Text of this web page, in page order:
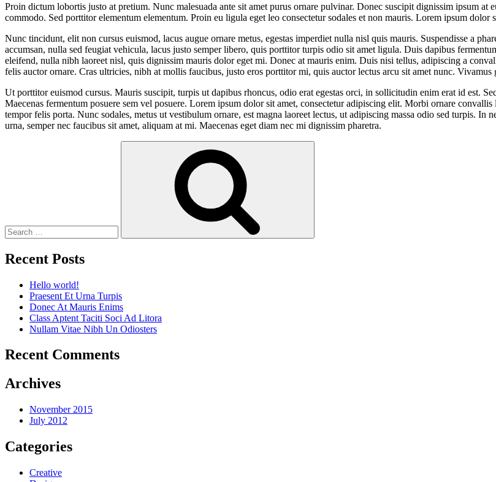
Proin dictum lobortis justo at pretium. Nunc malesuada ante sit amet purus ornare pulvinar. Donec suscipit dignissim ipsum at
commodo. Sed porttitor elementum elementum. Proin eu ligula eget leo consectetur sodales et non mauris. Lorem ipsum dolor
Nunc tincidunt, elit non cursus euismod, lacus augue ornare metus, egestas imperdiet nulla nisl quis mauris. Suspendisse a
accumsan, nulla sed feugiat vehicula, lacus justo semper libero, quis porttitor turpis odio sit amet ligula. Duis dapibus
eleifend, nulla nibh laoreet nisl, quis dignissim mauris dolor eget mi. Donec at mauris enim. Duis nisi tellus, adipiscing a
felis auctor ornare. Cras ultricies, nibh at mollis faucibus, justo eros porttitor mi, quis auctor lectus arcu sit amet nunc.
Ut porttitor euismod cursus. Mauris suscipit, turpis ut dapibus rhoncus, odio erat egestas orci, in sollicitudin enim erat id est.
Maecenas fermentum posuere sem vel posuere. Lorem ipsum dolor sit amet, consectetur adipiscing elit. Morbi ornare
tempor felis porta. Nunc sodales, metus ut vestibulum ornare, est magna laoreet lectus, ut adipiscing massa odio sed turpis.
urna, semper nec faucibus sit amet, aliquam at mi. Maecenas eget diam nec mi dignissim pharetra.
Recent Posts
Hello world!
Praesent Et Urna Turpis
Donec At Mauris Enims
Class Aptent Taciti Soci Ad Litora
Nullam Vitae Nibh Un Odiosters
Recent Comments
Archives
November 2015
July 2012
Categories
Creative